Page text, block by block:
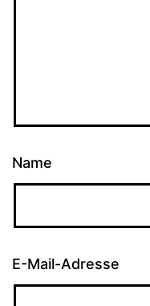
Name
E-Mail-Adresse